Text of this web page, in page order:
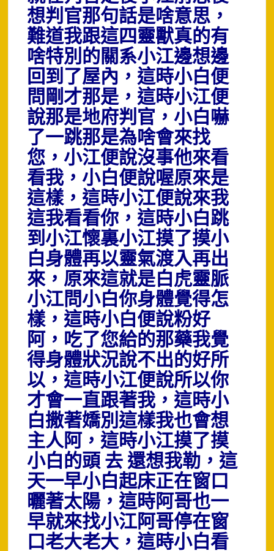
想判官那句話是啥意思，
難道我跟這四靈獸真的有
啥特別的關系小江邊想邊
回到了屋內，這時小白便
問剛才那是，這時小江便
說那是地府判官，小白嚇
了一跳那是為啥會來找
您，小江便說沒事他來看
看我，小白便說喔原來是
這樣，這時小江便說來我
這我看看你，這時小白跳
到小江懷裏小江摸了摸小
白身體再以靈氣渡入再出
來，原來這就是白虎靈脈
小江問小白你身體覺得怎
樣，這時小白便說粉好
阿，吃了您給的那藥我覺
得身體狀況說不出的好所
以，這時小江便說所以你
才會一直跟著我，這時小
白撒著嬌別這樣我也會想
主人阿，這時小江摸了摸
小白的頭 去 還想我勒，這
天一早小白起床正在窗口
曬著太陽，這時阿哥也一
早就來找小江阿哥停在窗
口老大老大，這時小白看